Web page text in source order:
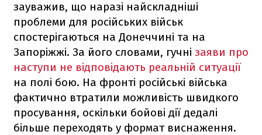
зауважив, що наразі найскладніші
проблеми для російських військ
спостерігаються на Донеччині та на
Запоріжжі. За його словами, гучні заяви про
наступи не відповідають реальній ситуації
на полі бою. На фронті російські війська
фактично втратили можливість швидкого
просування, оскільки бойові дії дедалі
більше переходять у формат виснаження.